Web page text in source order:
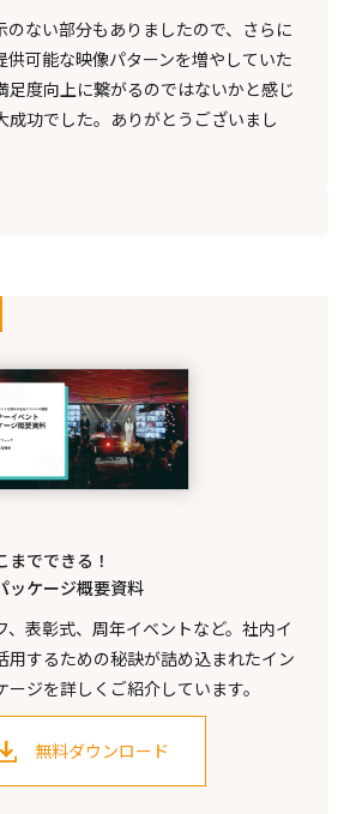
のない部分もありましたので、さらに
供可能な映像パターンを増やしていた
足度向上に繋がるのではないかと感じ
成功でした。ありがとうございまし
でできる！
ッケージ概要資料
、表彰式、周年イベントなど。社内イ
用するための秘訣が詰め込まれたイン
ジを詳しくご紹介しています。
無料ダウンロード